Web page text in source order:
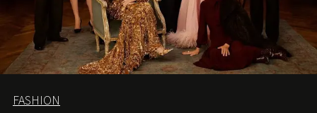
FASHION